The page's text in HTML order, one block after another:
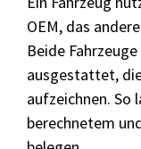
OEM-Fahrzeug
OEM, das
Beide
ausgestattet,
aufzeichnen. So
berechnetem